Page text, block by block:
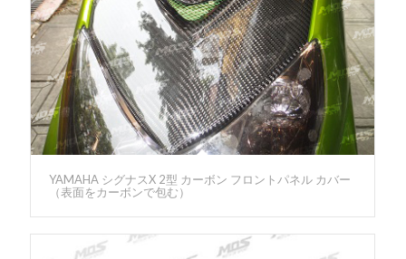
YAMAHA シグナスX 2型 カーボン フロントパネル カバー
（表面をカーボンで包む）